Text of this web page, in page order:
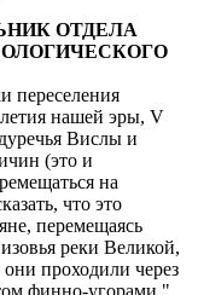
ОТДЕЛА
переселения
нашей эры, V
Вислы и
(это и
на
что это
перемещаясь
реки Великой,
они проходили через
финно-угорами.